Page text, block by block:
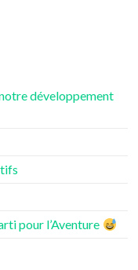
développement
pour l’Aventure